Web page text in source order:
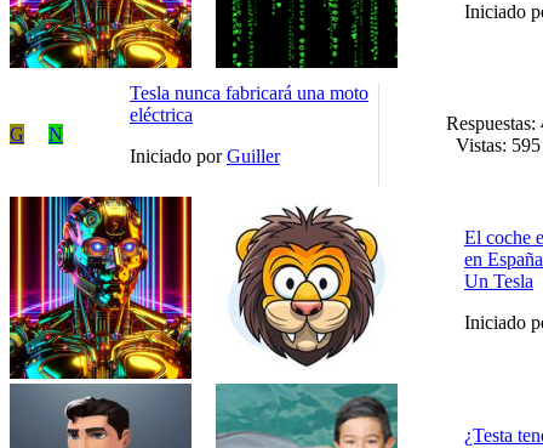
Iniciado
G N
Tesla nunca fabricará una moto
eléctrica
Iniciado porGuiller
Respuestas:
Vistas: 595
El coche
en
Un Tesla
Iniciado
¿Testa